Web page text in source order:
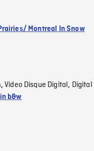
Montreal In Snow
,Video Disque Digital, Digital
b&w